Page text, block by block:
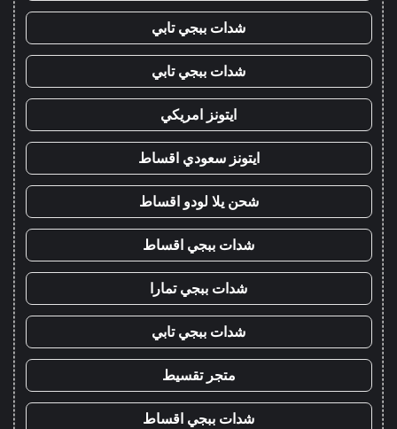
شدات ببجي تابي
شدات ببجي تابي
ايتونز امريكي
ايتونز سعودي اقساط
شحن يلا لودو اقساط
شدات ببجي اقساط
شدات ببجي تمارا
شدات ببجي تابي
متجر تقسيط
شدات ببجي اقساط